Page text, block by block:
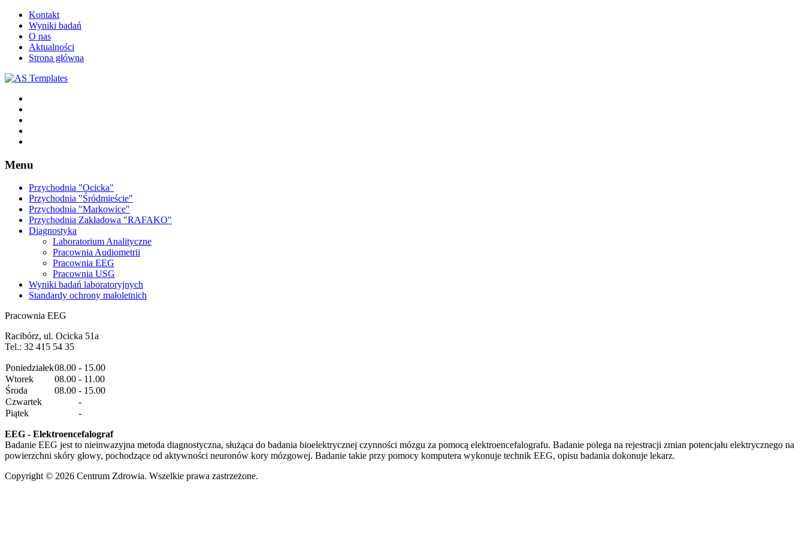
Kontakt
Wyniki badań
O nas
Aktualności
Strona główna
Menu
Przychodnia "Ocicka"
Przychodnia "Śródmieście"
Przychodnia "Markowice"
Przychodnia Zakładowa "RAFAKO"
Diagnostyka
Laboratorium Analityczne
Pracownia Audiometrii
Pracownia EEG
Pracownia USG
Wyniki badań laboratoryjnych
Standardy ochrony małoletnich
Pracownia EEG
Racibórz, ul. Ocicka 51a
Tel.: 32 415 54 35
Poniedziałek08.00 - 15.00
Wtorek
08.00 - 11.00
Środa
08.00 - 15.00
Czwartek
-
Piątek
-
EEG - Elektroencefalograf
Badanie EEG jest to nieinwazyjna metoda diagnostyczna, służąca do badania bioelektrycznej czynności mózgu za pomocą elektroencefalografu. Badanie polega na rejestracji zmian potencjału elektrycznego na
powierzchni skóry głowy, pochodzące od aktywności neuronów kory mózgowej. Badanie takie przy pomocy komputera wykonuje technik EEG, opisu badania dokonuje lekarz.
Copyright © 2026 Centrum Zdrowia. Wszelkie prawa zastrzeżone.